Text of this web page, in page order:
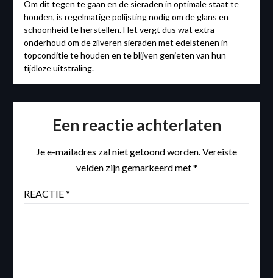
Om dit tegen te gaan en de sieraden in optimale staat te
houden, is regelmatige polijsting nodig om de glans en
schoonheid te herstellen. Het vergt dus wat extra
onderhoud om de zilveren sieraden met edelstenen in
topconditie te houden en te blijven genieten van hun
tijdloze uitstraling.
Een reactie achterlaten
Je e-mailadres zal niet getoond worden.Vereiste
velden zijn gemarkeerd met*
REACTIE*